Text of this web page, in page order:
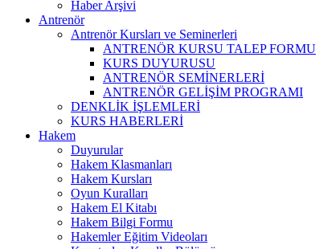
Haber Arşivi
Antrenör
Antrenör Kursları ve Seminerleri
ANTRENÖR KURSU TALEP FORMU
KURS DUYURUSU
ANTRENÖR SEMİNERLERİ
ANTRENÖR GELİŞİM PROGRAMI
DENKLİK İŞLEMLERİ
KURS HABERLERİ
Hakem
Duyurular
Hakem Klasmanları
Hakem Kursları
Oyun Kuralları
Hakem El Kitabı
Hakem Bilgi Formu
Hakemler Eğitim Videoları